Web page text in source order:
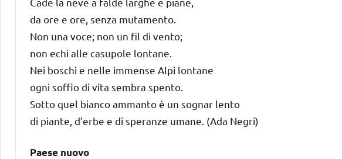
da ore e ore, senza mutamento.
Non una voce; non un fil di vento;
non echi alle casupole lontane.
Nei boschi e nelle immense Alpi lontane
ogni soffio di vita sembra spento.
Sotto quel bianco ammanto è un sognar lento
di piante, d’erbe e di speranze umane. (Ada Negri)
Paese nuovo